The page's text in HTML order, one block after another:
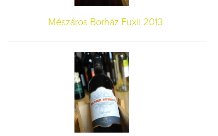
Mészáros Borház Fuxli 2013